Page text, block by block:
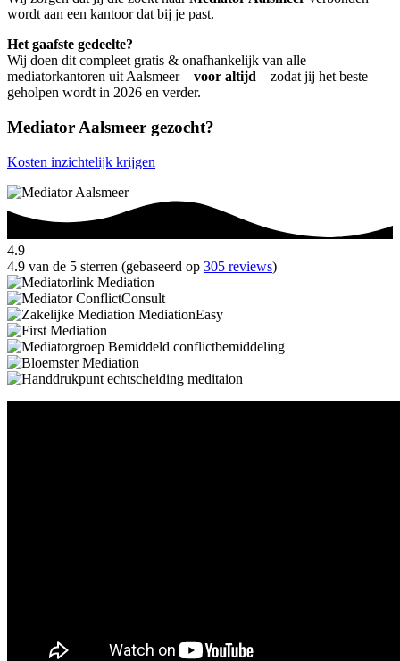
wordt aan een kantoor dat bij je past.
Het gaafste gedeelte?
Wij doen dit compleet gratis & onafhankelijk van alle
mediatorkantoren uit Aalsmeer – voor altijd – zodat jij het beste
geholpen wordt in 2026 en verder.
Mediator Aalsmeer gezocht?
Kosten inzichtelijk krijgen
4.9
4.9 van de 5 sterren (gebaseerd op 305 reviews)